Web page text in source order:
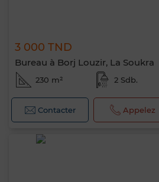
3 000 TND
Bureau à Borj Louzir, La Soukra
230 m² 2 Sdb.
Contacter Appelez